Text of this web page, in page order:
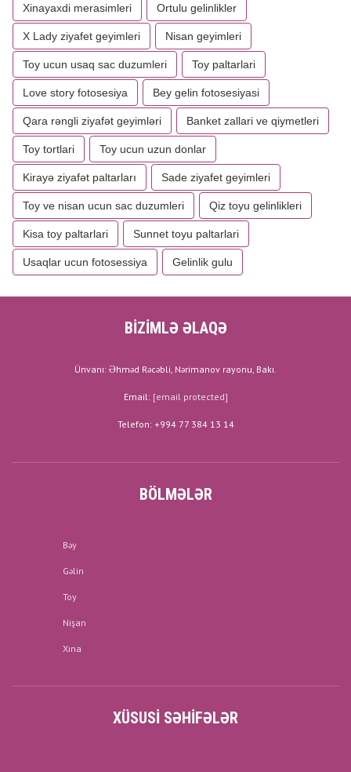
Xinayaxdi merasimleri Ortulu gelinlikler
X Lady ziyafet geyimleri Nisan geyimleri
Toy ucun usaq sac duzumleri Toy paltarlari
Love story fotosesiya Bey gelin fotosesiyasi
Qara rəngli ziyafət geyimləri Banket zallari ve qiymetleri
Toy tortlari Toy ucun uzun donlar
Kirayə ziyafət paltarları Sade ziyafet geyimleri
Toy ve nisan ucun sac duzumleri Qiz toyu gelinlikleri
Kisa toy paltarlari Sunnet toyu paltarlari
Usaqlar ucun fotosessiya Gelinlik gulu
BİZİMLƏ ƏLAQƏ
Ünvanı: Əhməd Rəcəbli, Nərimanov rayonu, Bakı.
Email: [email protected]
Telefon: +994 77 384 13 14
BÖLMƏLƏR
Bəy
Gəlin
Toy
Nişan
Xına
XÜSUSI SƏHIFƏLƏR